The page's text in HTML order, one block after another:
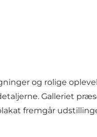
og rolige
Galleriet
fremgår